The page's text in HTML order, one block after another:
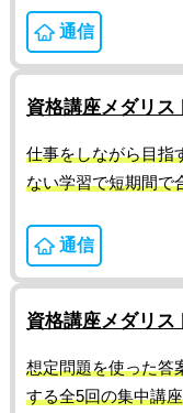
通信
資格講座メダリス
仕事をしながら目指
ない学習で短期間で
通信
資格講座メダリス
想定問題を使った答
する全5回の集中講